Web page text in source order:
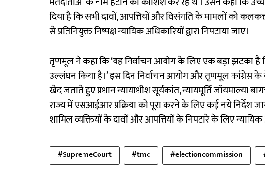
दिया है कि सभी दावों, आपत्तियों और विसंगति के मामलों को
से प्रतिनियुक्त निष्पक्ष न्यायिक अधिकारियों द्वारा निपटाया जाए।
तृणमूल ने कहा कि ‘यह निर्वाचन आयोग के लिए एक बड़ा झटका है
उल्लंघन किया है।’ इस दिन निर्वाचन आयोग और तृणमूल कांग्रेस के
खेद जताते हुए प्रधान न्यायाधीश सूर्यकांत, न्यायमूर्ति जॉयमाल्या
राज्य में एसआईआर प्रक्रिया को पूरा करने के लिए कई नये निर्देश
शामिल व्यक्तियों के दावों और आपत्तियों के निपटारे के लिए न्यायिक
#SupremeCourt #tmc #electioncommission